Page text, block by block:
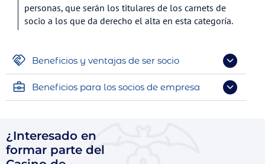
personas, que serán los titulares de los carnets de
socio a los que da derecho el alta en esta categoría.
Beneficios y ventajas de ser socio
Beneficios para los socios de empresa
¿Interesado en
formar parte del